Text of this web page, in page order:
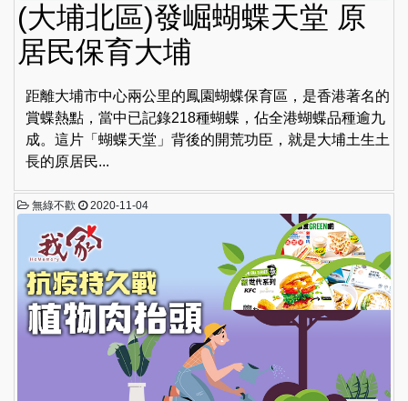
(大埔北區)發崛蝴蝶天堂 原
居民保育大埔
距離大埔市中心兩公里的鳳園蝴蝶保育區，是香港著名的
賞蝶熱點，當中已記錄218種蝴蝶，佔全港蝴蝶品種逾九
成。這片「蝴蝶天堂」背後的開荒功臣，就是大埔土生土
長的原居民...
無綠不歡 2020-11-04